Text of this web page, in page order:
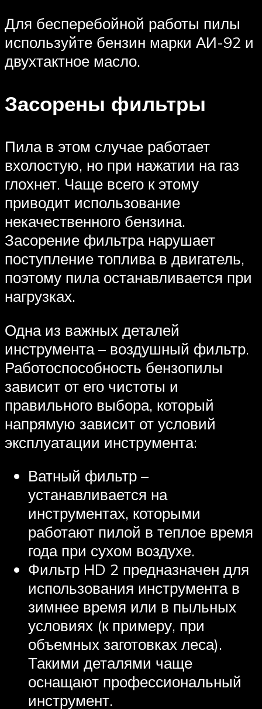
Для бесперебойной работы пилы
используйте бензин марки АИ-92 и
двухтактное масло.
Засорены фильтры
Пила в этом случае работает
вхолостую, но при нажатии на газ
глохнет. Чаще всего к этому
приводит использование
некачественного бензина.
Засорение фильтра нарушает
поступление топлива в двигатель,
поэтому пила останавливается при
нагрузках.
Одна из важных деталей
инструмента – воздушный фильтр.
Работоспособность бензопилы
зависит от его чистоты и
правильного выбора, который
напрямую зависит от условий
эксплуатации инструмента:
Ватный фильтр –
устанавливается на
инструментах, которыми
работают пилой в теплое время
года при сухом воздухе.
Фильтр HD 2 предназначен для
использования инструмента в
зимнее время или в пыльных
условиях (к примеру, при
объемных заготовках леса).
Такими деталями чаще
оснащают профессиональный
инструмент.